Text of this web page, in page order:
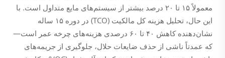
معمولاً ۱۵ تا ۲۰ درصد بیشتر از سیستم‌های مایع متداول است. با
این حال، تحلیل هزینه کل مالکیت (TCO) در دوره ۱۵ ساله
نشان‌دهنده کاهش ۴۰ تا ۶۰ درصدی هزینه‌های چرخه عمر است—
که عمدتاً ناشی از حذف ضایعات حلال، جلوگیری از جریمه‌های